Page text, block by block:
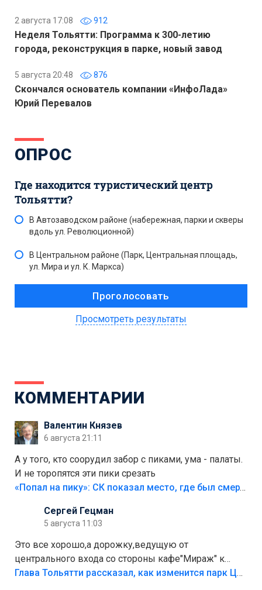
2 августа 17:08 912
Неделя Тольятти: Программа к 300-летию
города, реконструкция в парке, новый завод
5 августа 20:48 876
Скончался основатель компании «ИнфоЛада»
Юрий Перевалов
ОПРОС
Где находится туристический центр
Тольятти?
В Автозаводском районе (набережная, парки и скверы
вдоль ул. Революционной)
В Центральном районе (Парк, Центральная площадь,
ул. Мира и ул. К. Маркса)
Просмотреть результаты
КОММЕНТАРИИ
Валентин Князев
6 августа 21:11
А у того, кто соорудил забор с пиками, ума - палаты.
И не торопятся эти пики срезать
«Попал на пику»: СК показал место, где был смертельно травмирован ребенок в Тольятти
Сергей Гецман
5 августа 11:03
Это все хорошо,а дорожку,ведущую от
центрального входа со стороны кафе"Мираж" к
аттракционам слабо доделать?А то бордюры
Глава Тольятти рассказал, как изменится парк Центрального района